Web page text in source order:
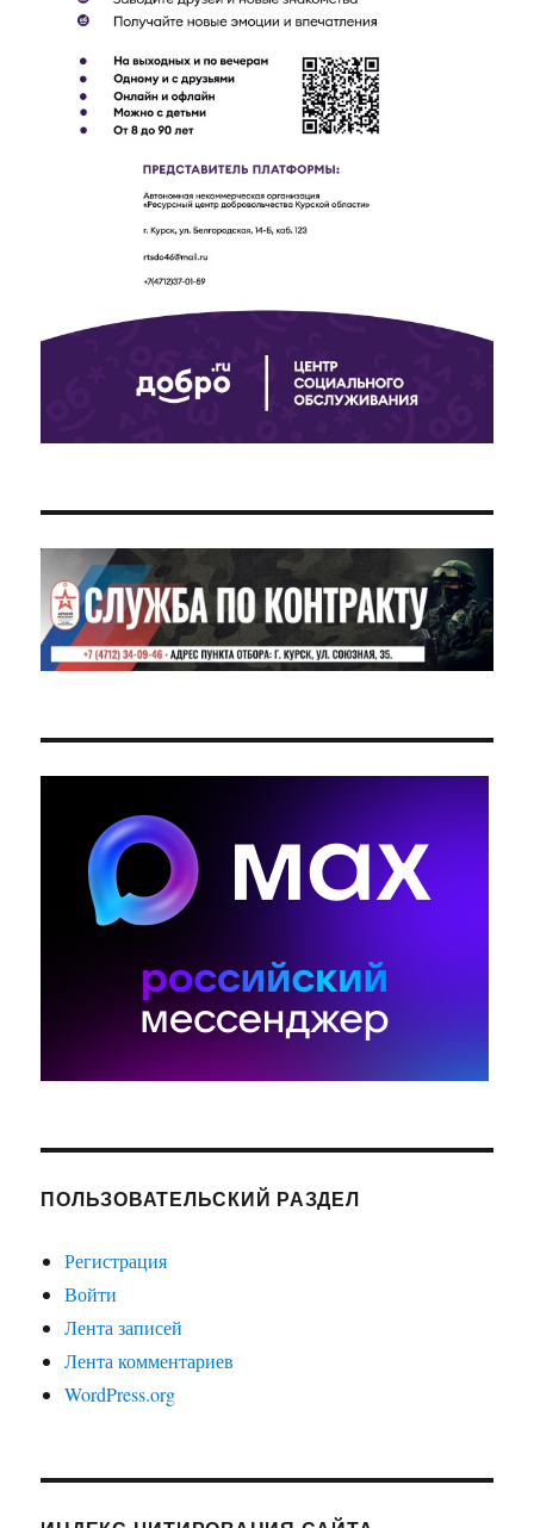
ПОЛЬЗОВАТЕЛЬСКИЙ РАЗДЕЛ
Регистрация
Войти
Лента записей
Лента комментариев
WordPress.org